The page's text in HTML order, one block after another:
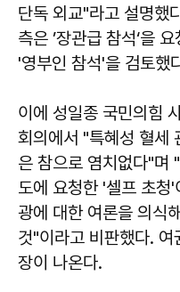
단독 외교"라고 설명했
측은 ’장관급 참석‘을
'영부인 참석'을 검토했
이에 성일종 국민의힘
회의에서 "특혜성 혈세
은 참으로 염치없다"며
도에 요청한 '셀프 초청
광에 대한 여론을 의식
것"이라고 비판했다.
장이 나온다.